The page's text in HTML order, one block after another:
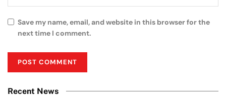
Save my name, email, and website in this browser for the
next time I comment.
Recent News